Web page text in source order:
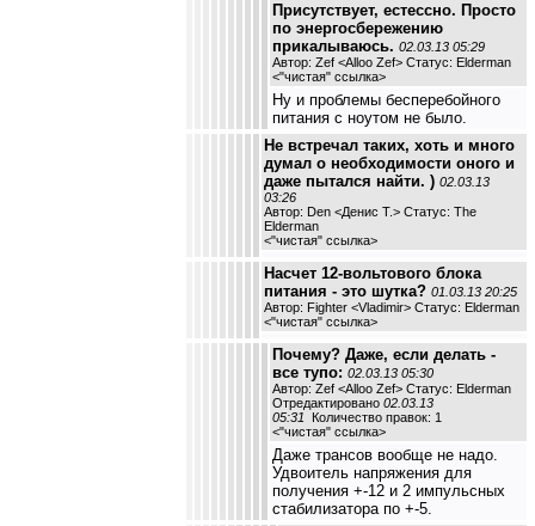
Присутствует, естессно. Просто
по энергосбережению
прикалываюсь. 02.03.13 05:29
Автор: Zef <Alloo Zef> Статус: Elderman
<"чистая" ссылка>
Ну и проблемы бесперебойного
питания с ноутом не было.
Не встречал таких, хоть и много
думал о необходимости оного и
даже пытался найти. ) 02.03.13
03:26
Автор: Den <Денис Т.> Статус: The
Elderman
<"чистая" ссылка>
Насчет 12-вольтового блока
питания - это шутка? 01.03.13 20:25
Автор: Fighter <Vladimir> Статус: Elderman
<"чистая" ссылка>
Почему? Даже, если делать -
все тупо: 02.03.13 05:30
Автор: Zef <Alloo Zef> Статус: Elderman
Отредактировано 02.03.13
05:31 Количество правок: 1
<"чистая" ссылка>
Даже трансов вообще не надо.
Удвоитель напряжения для
получения +-12 и 2 импульсных
стабилизатора по +-5.